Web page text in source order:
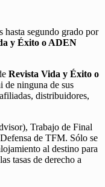
hasta segundo grado por
y Éxito o ADEN
Revista Vida y Éxito o
de ninguna de sus
distribuidores,
Trabajo de Final
de TFM. Sólo se
al destino para
tasas de derecho a